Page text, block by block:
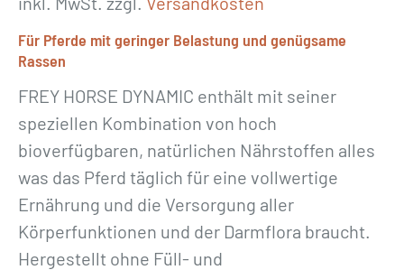
Für Pferde mit geringer Belastung und genügsame
Rassen
FREY HORSE DYNAMIC enthält mit seiner
speziellen Kombination von hoch
bioverfügbaren, natürlichen Nährstoffen alles
was das Pferd täglich für eine vollwertige
Ernährung und die Versorgung aller
Körperfunktionen und der Darmflora braucht.
Hergestellt ohne Füll- und